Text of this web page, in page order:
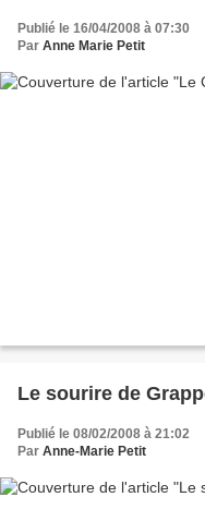
Publié le 16/04/2008 à 07:30
Par Anne Marie Petit
Le sourire de
Publié le 08/02/2008 à 21:02
Par Anne-Marie Petit